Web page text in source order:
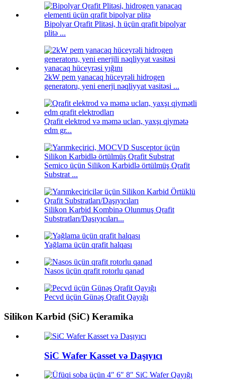
Bipolyar Qrafit Plitəsi, h üçün qrafit bipolyar
plitə ...
2kW pem yanacaq hüceyrəli hidrogen
generatoru, yeni enerji nəqliyyat vasitəsi ...
Qrafit elektrod və məmə ucları, yaxşı qiymətə
edm gr...
Semico üçün Silikon Karbidlə örtülmüş Qrafit
Substrat ...
Silikon Karbid Kombinə Olunmuş Qrafit
Substratları/Daşıyıcıları...
Yağlama üçün qrafit halqası
Nasos üçün qrafit rotorlu qanad
Pecvd üçün Günəş Qrafit Qayığı
Silikon Karbid (SiC) Keramika
SiC Wafer Kasset və Daşıyıcı